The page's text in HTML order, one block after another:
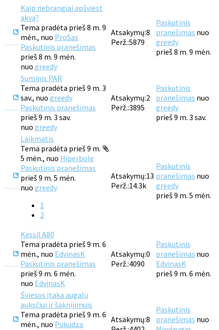
Kaip nebrangiai apšviest
akvą?
Tema pradėta prieš 8 m. 9
mėn., nuo ProSas
Paskutinis pranešimas
prieš 8 m. 9 mėn.
nuo greedy
Atsakymų:8
Perž.:5879
Paskutinis
pranešimas nuo
greedy
prieš 8 m. 9 mėn.
Suminis PAR
Tema pradėta prieš 9 m. 3
sav., nuo greedy
Paskutinis pranešimas
prieš 9 m. 3 sav.
nuo greedy
Atsakymų:2
Perž.:3895
Paskutinis
pranešimas nuo
greedy
prieš 9 m. 3 sav.
Laikmatis
Tema pradėta prieš 9 m.
5 mėn., nuo Hiperbole
Paskutinis pranešimas
prieš 9 m. 5 mėn.
nuo greedy
1
2
Atsakymų:13
Perž.:14.3k
Paskutinis
pranešimas nuo
greedy
prieš 9 m. 5 mėn.
Kessil A80
Tema pradėta prieš 9 m. 6
mėn., nuo EdvinasK
Paskutinis pranešimas
prieš 9 m. 6 mėn.
nuo EdvinasK
Atsakymų:0
Perž.:4090
Paskutinis
pranešimas nuo
EdvinasK
prieš 9 m. 6 mėn.
Šviesos įtaka augalų
auksčiui ir šaknijimuis
Tema pradėta prieš 9 m. 6
mėn., nuo Pukudza
Atsakymų:8
Paskutinis
pranešimas nuo